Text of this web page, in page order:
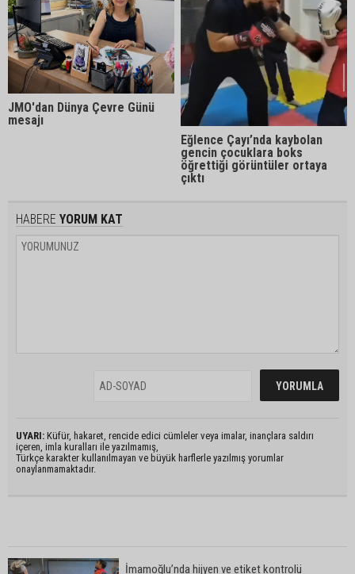
JMO'dan Dünya Çevre Günü
mesajı
Eğlence Çayı’nda kaybolan
gencin çocuklara boks
öğrettiği görüntüler ortaya
çıktı
HABERE YORUM KAT
UYARI: Küfür, hakaret, rencide edici cümleler veya imalar, inançlara saldırı
içeren, imla kuralları ile yazılmamış,
Türkçe karakter kullanılmayan ve büyük harflerle yazılmış yorumlar
onaylanmamaktadır.
İmamoğlu’nda hijyen ve etiket kontrolü